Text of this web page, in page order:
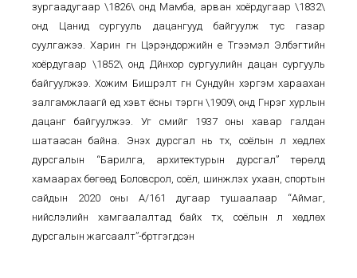
зургаадугаар \1826\ онд Мамба, арван хоёрдугаар \1832\
онд Цанид сургууль дацангууд байгуулж тус газар
суулгажээ. Харин гүн Цэрэндоржийн үе Түгээмэл Элбэгтийн
хоёрдугаар \1852\ онд Дүйнхор сургуулийн дацан сургууль
байгуулжээ. Хожим Бишрэлт гүн Сундуйн хэргэм хараахан
залгамжлаагүй үед хэвт ёсны тэргүүн \1909\ онд Гүнрэг хурлын
дацанг байгуулжээ. Уг сүмийг 1937 оны хавар галдан
шатаасан байна. Энэхүү дурсгал нь түүх, соёлын үл хөдлөх
дурсгалын “Барилга, архитектурын дурсгал” төрөлд
хамаарах бөгөөд Боловсрол, соёл, шинжлэх ухаан, спортын
сайдын 2020 оны А/161 дугаар тушаалаар “Аймаг,
нийслэлийн хамгаалалтад байх түүх, соёлын үл хөдлөх
дурсгалын жагсаалт”-бүртгэгдсэн